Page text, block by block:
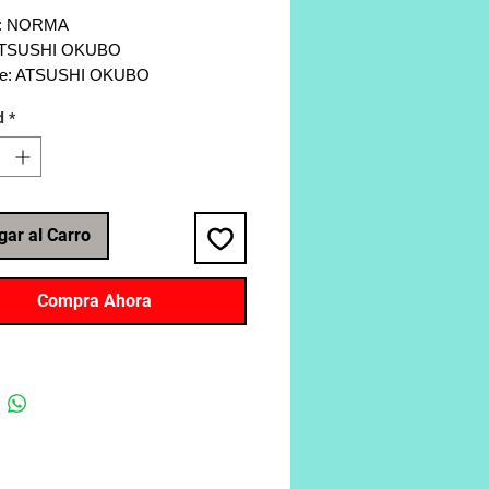
NORMA
OKUBO
ATSUSHI OKUBO
*
al Carro
Compra Ahora